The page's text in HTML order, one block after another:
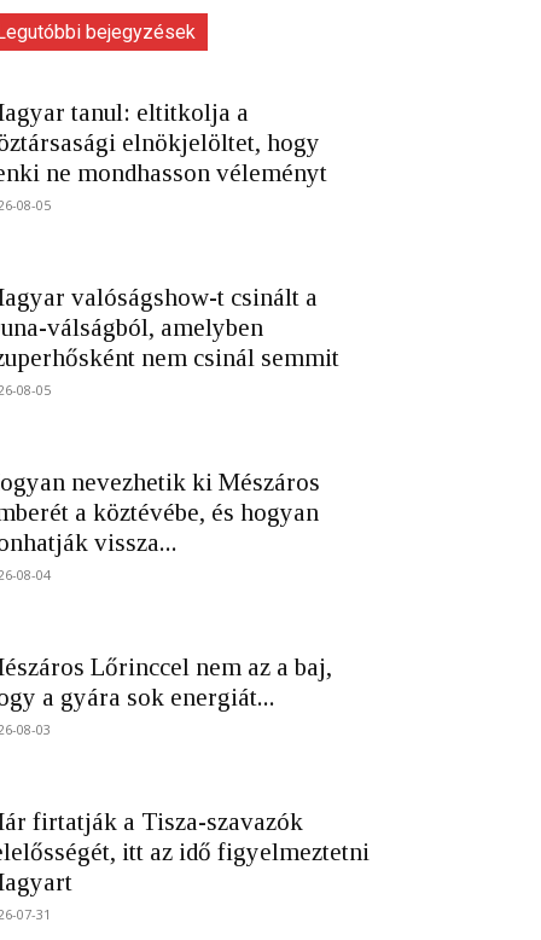
bejegyzések
tanul: eltitkolja a
elnökjelöltet, hogy
ne mondhasson véleményt
08-05
valóságshow-t csinált a
válságból, amelyben
nem csinál semmit
08-05
nevezhetik ki Mészáros
a köztévébe, és hogyan
vissza...
08-04
Lőrinccel nem az a baj,
a gyára sok energiát...
08-03
firtatják a Tisza-szavazók
itt az idő figyelmeztetni
07-31